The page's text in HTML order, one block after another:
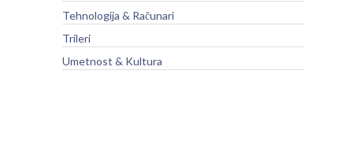
Tehnologija & Računari
Trileri
Umetnost & Kultura